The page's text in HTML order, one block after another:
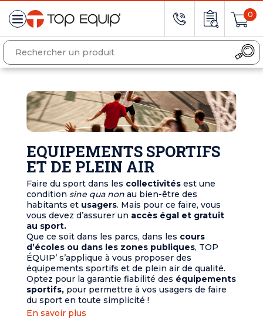
0
EQUIPEMENTS SPORTIFS
ET DE PLEIN AIR
Faire du sport dans les collectivités est une
condition sine qua non au bien-être des
habitants et usagers. Mais pour ce faire, vous
vous devez d’assurer un accès égal et gratuit
au sport.
Que ce soit dans les parcs, dans les cours
d’écoles ou dans les zones publiques, TOP
ÉQUIP’ s’applique à vous proposer des
équipements sportifs et de plein air de qualité.
Optez pour la garantie fiabilité des équipements
sportifs, pour permettre à vos usagers de faire
du sport en toute simplicité !
En savoir plus